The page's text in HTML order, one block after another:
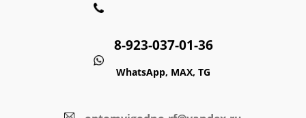
8-923-037-01-36
WhatsApp, MAX, TG